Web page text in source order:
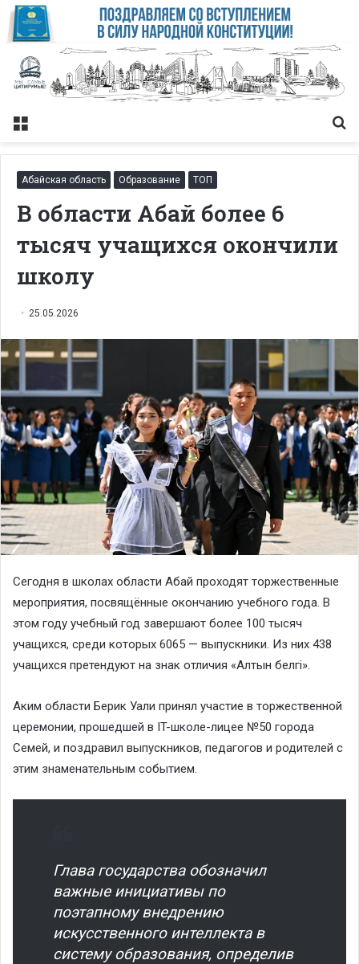
Меню
Абайская область Образование ТОП
В области Абай более 6
тысяч учащихся окончили
школу
25.05.2026
Сегодня в школах области Абай проходят торжественные
мероприятия, посвящённые окончанию учебного года. В
этом году учебный год завершают более 100 тысяч
учащихся, среди которых 6065 — выпускники. Из них 438
учащихся претендуют на знак отличия «Алтын белгі».
Аким области Берик Уали принял участие в торжественной
церемонии, прошедшей в IT-школе-лицее №50 города
Семей, и поздравил выпускников, педагогов и родителей с
этим знаменательным событием.
Глава государства обозначил
важные инициативы по
поэтапному внедрению
искусственного интеллекта в
систему образования, определив